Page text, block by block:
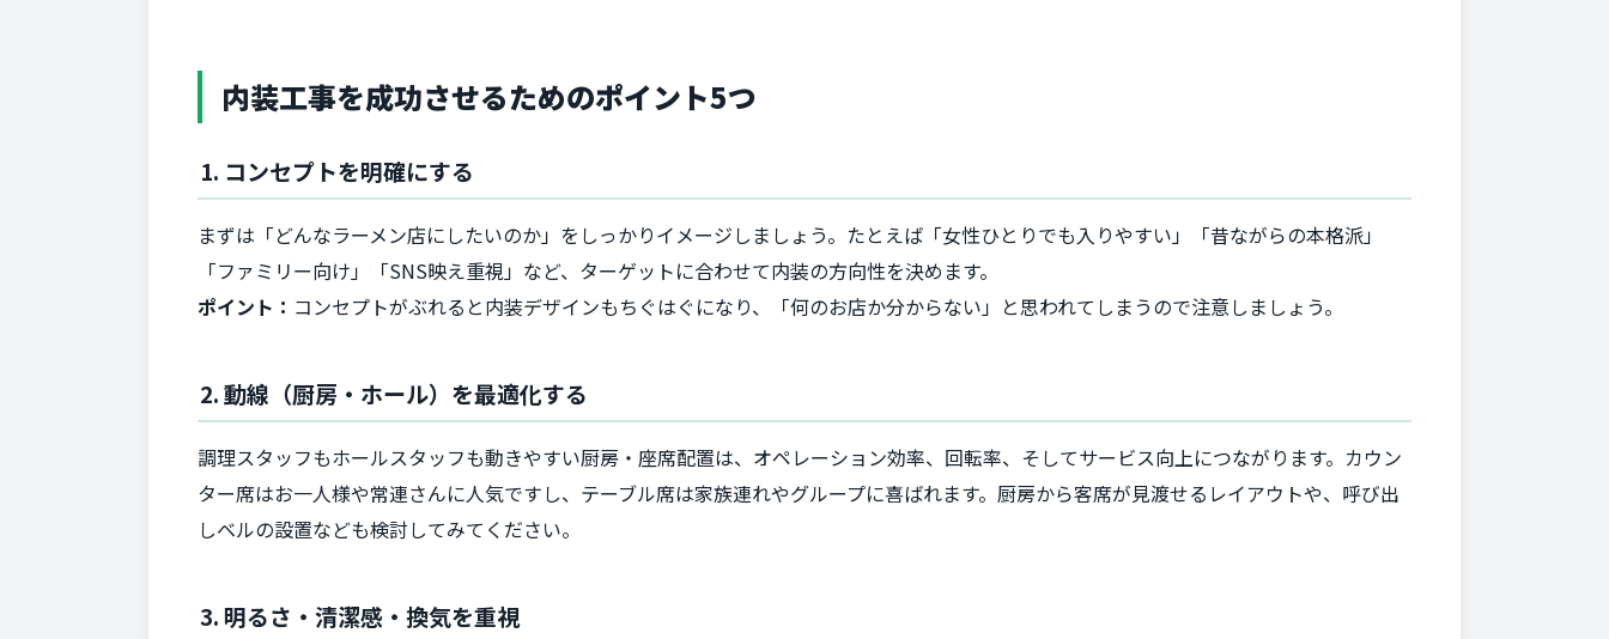
内装工事を成功させるためのポイント5つ
1. コンセプトを明確にする
まずは「どんなラーメン店にしたいのか」をしっかりイメージしましょう。たとえば「女性ひとりでも入りやすい」「昔ながらの本格派」
「ファミリー向け」「SNS映え重視」など、ターゲットに合わせて内装の方向性を決めます。
ポイント： コンセプトがぶれると内装デザインもちぐはぐになり、「何のお店か分からない」と思われてしまうので注意しましょう。
2. 動線（厨房・ホール）を最適化する
調理スタッフもホールスタッフも動きやすい厨房・座席配置は、オペレーション効率、回転率、そしてサービス向上につながります。カウン
ター席はお一人様や常連さんに人気ですし、テーブル席は家族連れやグループに喜ばれます。厨房から客席が見渡せるレイアウトや、呼び出
しベルの設置なども検討してみてください。
3. 明るさ・清潔感・換気を重視